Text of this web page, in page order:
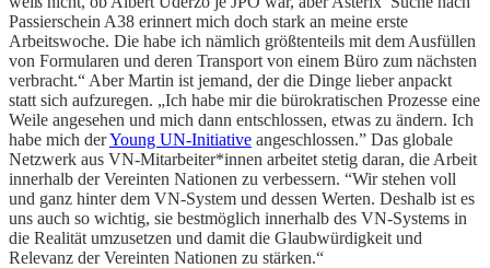
Passierschein A38 erinnert mich doch stark an meine erste
Arbeitswoche. Die habe ich nämlich größtenteils mit dem Ausfüllen
von Formularen und deren Transport von einem Büro zum nächsten
verbracht.“ Aber Martin ist jemand, der die Dinge lieber anpackt
statt sich aufzuregen. „Ich habe mir die bürokratischen Prozesse eine
Weile angesehen und mich dann entschlossen, etwas zu ändern. Ich
habe mich derYoung UN-Initiative angeschlossen.” Das globale
Netzwerk aus VN-Mitarbeiter*innen arbeitet stetig daran, die Arbeit
innerhalb der Vereinten Nationen zu verbessern. “Wir stehen voll
und ganz hinter dem VN-System und dessen Werten. Deshalb ist es
uns auch so wichtig, sie bestmöglich innerhalb des VN-Systems in
die Realität umzusetzen und damit die Glaubwürdigkeit und
Relevanz der Vereinten Nationen zu stärken.“